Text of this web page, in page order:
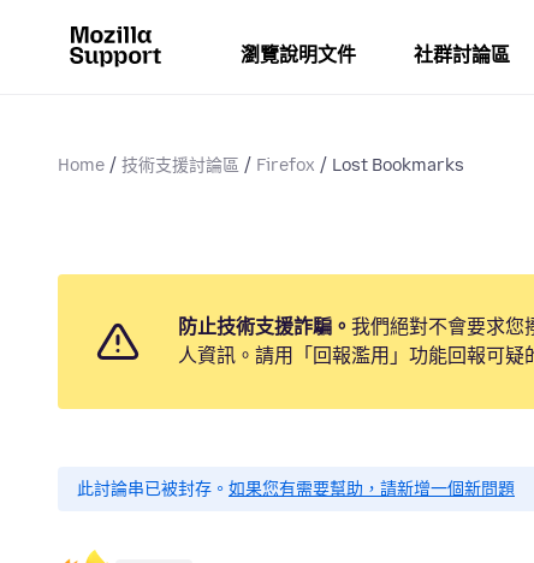
瀏覽說明文件 社群討論區
Home 技術支援討論區 Firefox Lost Bookmarks
防止技術支援詐騙。 我們絕對不會要求您
人資訊。請用「回報濫用」功能回報可疑
此討論串已被封存。 如果您有需要幫助，請新增一個新問題